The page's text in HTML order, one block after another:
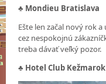
♣ Mondieu Bratislava
Ešte len začal nový rok
cez nespokojnú
treba dávať veľký pozor.
♣ Hotel Club Kežmarok